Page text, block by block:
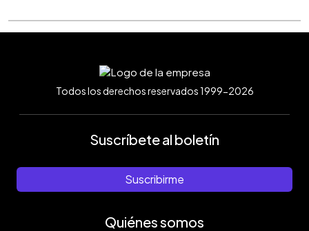
Todos los derechos reservados 1999-2026
Suscríbete al boletín
Suscribirme
Quiénes somos